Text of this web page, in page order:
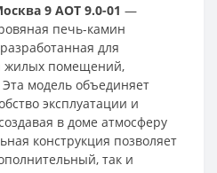
9 АОТ 9.0-01 —
печь-камин
для
жилых помещений,
модель объединяет
эксплуатации и
в доме атмосферу
конструкция позволяет
так и